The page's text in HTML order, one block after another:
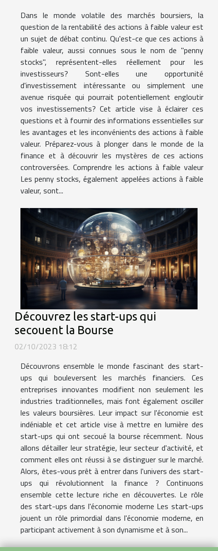
Dans le monde volatile des marchés boursiers, la
question de la rentabilité des actions à faible valeur est
un sujet de débat continu. Qu'est-ce que ces actions à
faible valeur, aussi connues sous le nom de "penny
stocks", représentent-elles réellement pour les
investisseurs? Sont-elles une opportunité
d'investissement intéressante ou simplement une
avenue risquée qui pourrait potentiellement engloutir
vos investissements? Cet article vise à éclairer ces
questions et à fournir des informations essentielles sur
les avantages et les inconvénients des actions à faible
valeur. Préparez-vous à plonger dans le monde de la
finance et à découvrir les mystères de ces actions
controversées. Comprendre les actions à faible valeur
Les penny stocks, également appelées actions à faible
valeur, sont...
Découvrez les start-ups qui
secouent la Bourse
02/10/2023 18:12
Découvrons ensemble le monde fascinant des start-
ups qui bouleversent les marchés financiers. Ces
entreprises innovantes modifient non seulement les
industries traditionnelles, mais font également osciller
les valeurs boursières. Leur impact sur l'économie est
indéniable et cet article vise à mettre en lumière des
start-ups qui ont secoué la bourse récemment. Nous
allons détailler leur stratégie, leur secteur d'activité, et
comment elles ont réussi à se distinguer sur le marché.
Alors, êtes-vous prêt à entrer dans l'univers des start-
ups qui révolutionnent la finance ? Continuons
ensemble cette lecture riche en découvertes. Le rôle
des start-ups dans l'économie moderne Les start-ups
jouent un rôle primordial dans l'économie moderne, en
participant activement à son dynamisme et à son...